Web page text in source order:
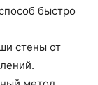
быстро
стены от